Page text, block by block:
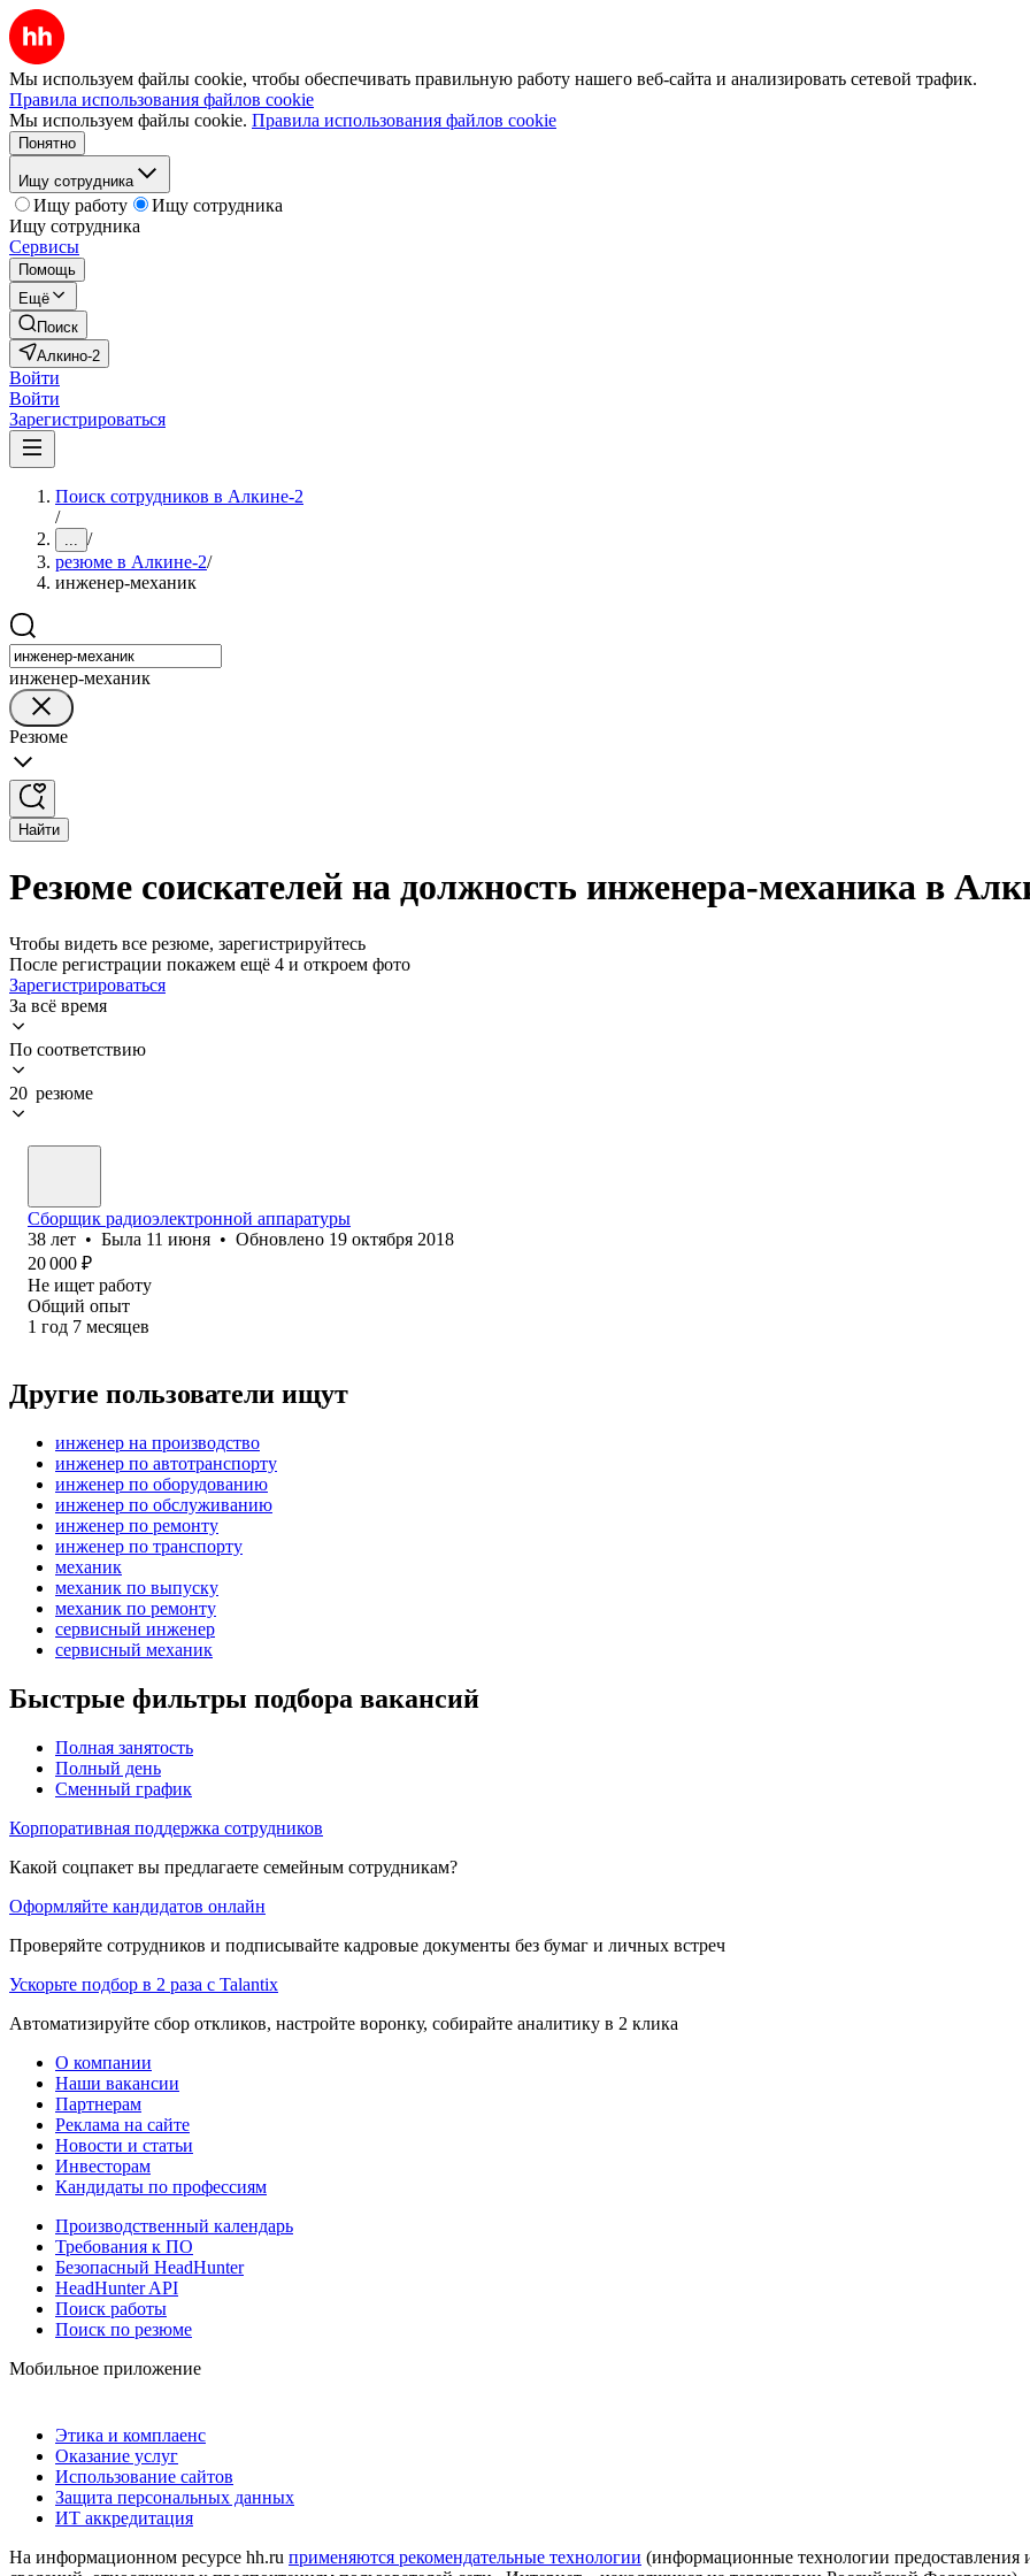
Мы используем файлы cookie, чтобы обеспечивать правильную работу нашего веб-сайта и анализировать сетевой трафик.
Правила использования файлов cookie
Мы используем файлы cookie. Правила использования файлов cookie
Понятно
Ищу сотрудника
Ищу работу
Ищу сотрудника
Ищу сотрудника
Сервисы
Помощь
Ещё
Поиск
Алкино-2
Войти
Войти
Зарегистрироваться
Поиск сотрудников в Алкине-2
/
... /
резюме в Алкине-2/
инженер-механик
инженер-механик
Резюме
Найти
Резюме соискателей на должность инженера-механика в
Чтобы видеть все резюме, зарегистрируйтесь
После регистрации покажем ещё 4 и откроем фото
Зарегистрироваться
За всё время
По соответствию
20 резюме
Сборщик радиоэлектронной аппаратуры
38 лет • Была 11 июня • Обновлено 19 октября 2018
20 000 ₽
Не ищет работу
Общий опыт
1 год 7 месяцев
Другие пользователи ищут
инженер на производство
инженер по автотранспорту
инженер по оборудованию
инженер по обслуживанию
инженер по ремонту
инженер по транспорту
механик
механик по выпуску
механик по ремонту
сервисный инженер
сервисный механик
Быстрые фильтры подбора вакансий
Полная занятость
Полный день
Сменный график
Корпоративная поддержка сотрудников
Какой соцпакет вы предлагаете семейным сотрудникам?
Оформляйте кандидатов онлайн
Проверяйте сотрудников и подписывайте кадровые документы без бумаг и личных встреч
Ускорьте подбор в 2 раза с Talantix
Автоматизируйте сбор откликов, настройте воронку, собирайте аналитику в 2 клика
О компании
Наши вакансии
Партнерам
Реклама на сайте
Новости и статьи
Инвесторам
Кандидаты по профессиям
Производственный календарь
Требования к ПО
Безопасный HeadHunter
HeadHunter API
Поиск работы
Поиск по резюме
Мобильное приложение
Этика и комплаенс
Оказание услуг
Использование сайтов
Защита персональных данных
ИТ аккредитация
На информационном ресурсе hh.ru применяются рекомендательные технологии (информационные технологии предоставления